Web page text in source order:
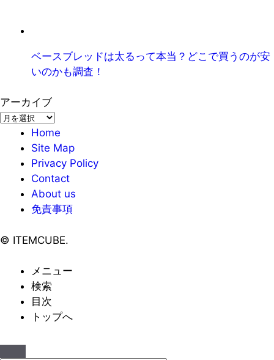
ベースブレッドは太るって本当？どこで買うのが安
いのかも調査！
アーカイブ
ア
Home
Site Map
Privacy Policy
Contact
About us
免責事項
© ITEMCUBE.
メニュー
検索
目次
トップへ